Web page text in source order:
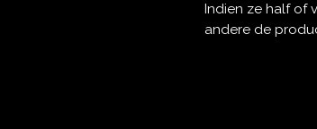
Indien ze half of
andere de